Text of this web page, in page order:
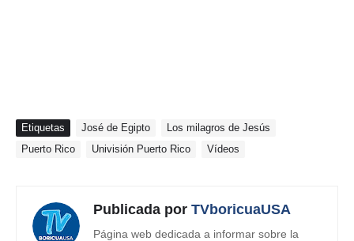
Etiquetas José de Egipto
Los milagros de Jesús
Puerto Rico
Univisión Puerto Rico Vídeos
Publicada por TVboricuaUSA
Página web dedicada a informar sobre la